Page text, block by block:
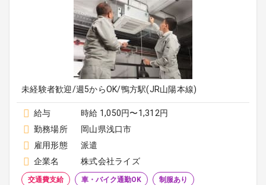
未経験者歓迎/週5からOK/鴨方駅(JR山陽本線)
給与
時給 1,050円〜1,312円
勤務場所
岡山県浅口市
雇用形態
派遣
企業名
株式会社ライズ
交通費支給 車・バイク通勤OK 制服あり